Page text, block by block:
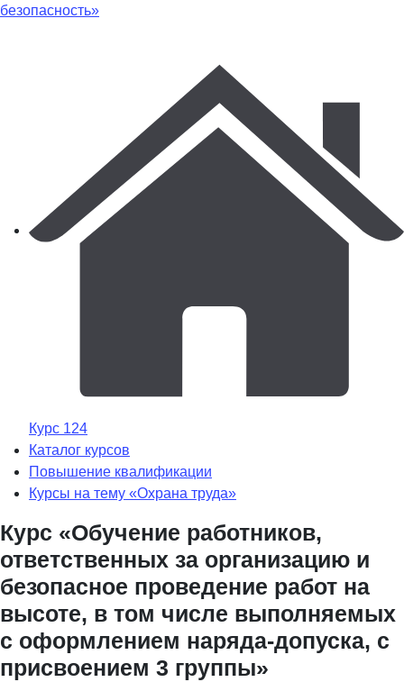
безопасность»
Курс 124
Каталог курсов
Повышение квалификации
Курсы на тему «Охрана труда»
Курс «Обучение работников,
ответственных за организацию и
безопасное проведение работ на
высоте, в том числе выполняемых
с оформлением наряда-допуска, с
присвоением 3 группы»